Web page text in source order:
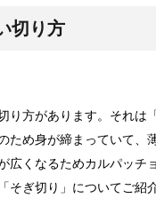
したら、見事に子供服に
切り方
り方があります。それは
ため身が締まっていて、
広くなるためカルパッチ
ぎ切り」についてご紹